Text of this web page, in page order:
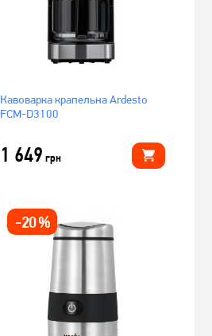
Кавоварка крапельна Ardesto
FCM-D3100
1 649 грн
-20%